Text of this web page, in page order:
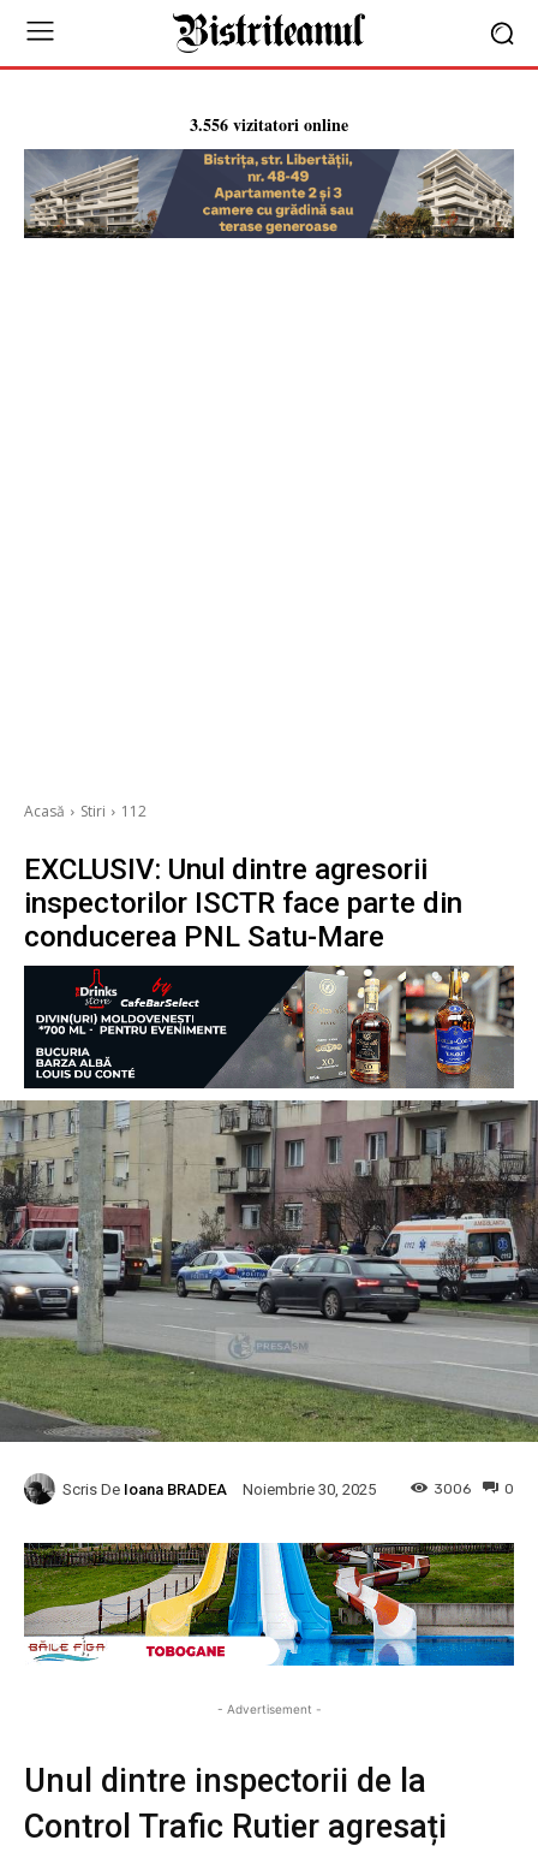
3.556 vizitatori online
Acasă Stiri 112
EXCLUSIV: Unul dintre agresorii
inspectorilor ISCTR face parte din
conducerea PNL Satu-Mare
Scris De Ioana BRADEA Noiembrie 30, 2025 0
3006
- Advertisement -
Unul dintre inspectorii de la
Control Trafic Rutier agresați